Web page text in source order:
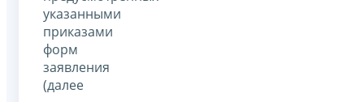
указанными
приказами
форм
заявления
(далее